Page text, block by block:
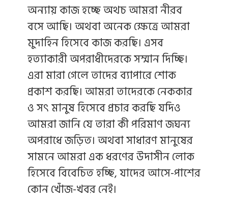
অন্যায় কাজ হচ্ছে অথচ আমরা নীরব
বসে আছি। অথবা অনেক ক্ষেত্রে আমরা
মুদাহিন হিসেবে কাজ করছি। এসব
হত্যাকারী অপরাধীদেরকে সম্মান দিচ্ছি।
এরা মারা গেলে তাদের ব্যাপারে শোক
প্রকাশ করছি। আমরা তাদেরকে নেককার
ও সৎ মানুষ হিসেবে প্রচার করছি যদিও
আমরা জানি যে তারা কী পরিমাণ জঘন্য
অপরাধে জড়িত। অথবা সাধারণ মানুষের
সামনে আমরা এক ধরণের উদাসীন লোক
হিসেবে বিবেচিত হচ্ছি, যাদের আসে-পাশের
কোন খোঁজ-খবর নেই।